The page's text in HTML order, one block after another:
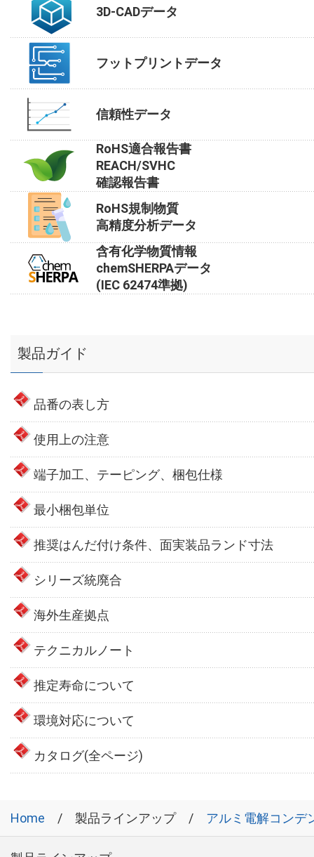
3D-CADデータ
フットプリントデータ
信頼性データ
RoHS適合報告書
REACH/SVHC
確認報告書
RoHS規制物質
高精度分析データ
含有化学物質情報
chemSHERPAデータ
(IEC 62474準拠)
製品ガイド
品番の表し方
使用上の注意
端子加工、テーピング、梱包仕様
最小梱包単位
推奨はんだ付け条件、面実装品ランド寸法
シリーズ統廃合
海外生産拠点
テクニカルノート
推定寿命について
環境対応について
カタログ(全ページ)
Home 製品ラインアップ アルミ電解コンデ